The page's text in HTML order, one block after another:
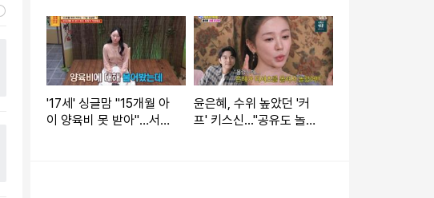
'17세' 싱글맘 "15개월 아
이 양육비 못 받아"…서장
윤은혜, 수위 높았던 '커
프' 키스신..."공유도 놀랐